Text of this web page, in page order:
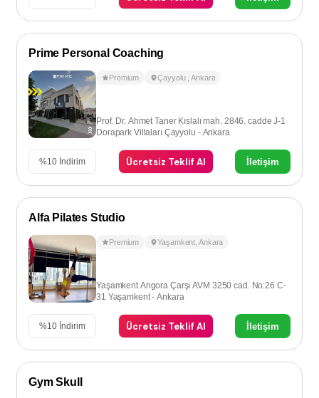
Prime Personal Coaching
Premium Çayyolu ,Ankara
Prof. Dr. Ahmet Taner Kıslalı mah. 2846. cadde J-1
Dorapark Villaları Çayyolu - Ankara
%10 İndirim Ücretsiz Teklif Al İletişim
Alfa Pilates Studio
Premium Yaşamkent ,Ankara
Yaşamkent Angora Çarşı AVM 3250 cad. No:26 C-
31 Yaşamkent - Ankara
%10 İndirim Ücretsiz Teklif Al İletişim
Gym Skull